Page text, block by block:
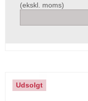
(ekskl. moms)
Udsolgt